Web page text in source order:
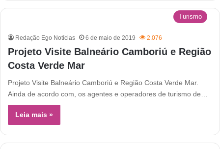
Turismo
Redação Ego Notícias 6 de maio de 2019 2.076
Projeto Visite Balneário Camboriú e Região
Costa Verde Mar
Projeto Visite Balneário Camboriú e Região Costa Verde Mar.
Ainda de acordo com, os agentes e operadores de turismo de…
Leia mais »